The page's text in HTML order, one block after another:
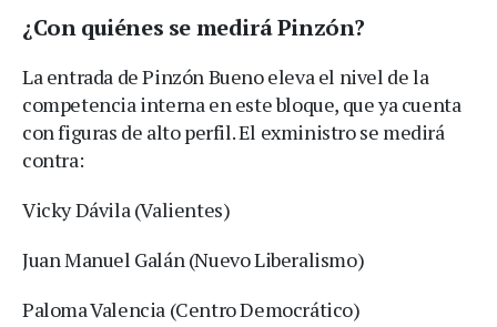
¿Con quiénes se medirá Pinzón?
La entrada de Pinzón Bueno eleva el nivel de la
competencia interna en este bloque, que ya cuenta
con figuras de alto perfil. El exministro se medirá
contra:
Vicky Dávila (Valientes)
Juan Manuel Galán (Nuevo Liberalismo)
Paloma Valencia (Centro Democrático)